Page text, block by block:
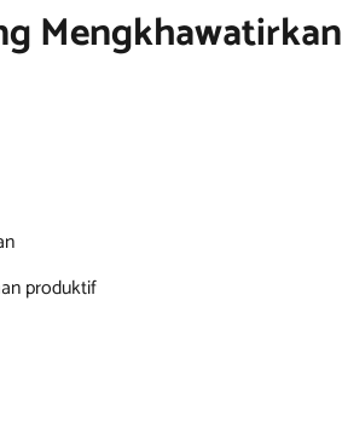
Mengkhawatirkan
produktif